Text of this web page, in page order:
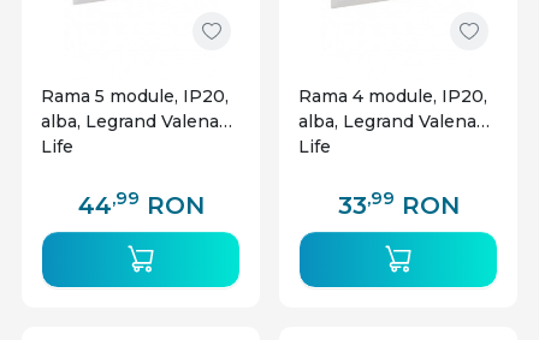
Rama 5 module, IP20,
alba, Legrand Valena
Life
44,99 RON
Rama 4 module, IP20,
alba, Legrand Valena
Life
33,99 RON